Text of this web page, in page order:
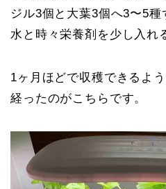
ジル3個と大葉3個へ3〜5
水と時々栄養剤を少し入れ
1ヶ月ほどで収穫できるよ
経ったのがこちらです。